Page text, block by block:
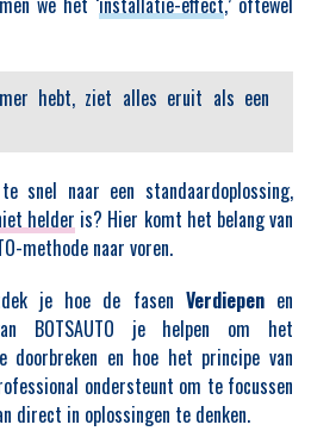
hebt, ziet alles eruit als een
snel naar een standaardoplossing,
helder is? Hier komt het belang van
methode naar voren.
je hoe de fasen Verdiepenen
BOTSAUTO je helpen om het
doorbreken en hoe het principe van
ondersteunt om te focussen
direct in oplossingen te denken.